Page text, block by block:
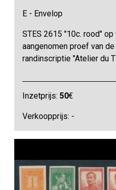
E - Envelop
STES 2615 "10c. rood"
aangenomen proef van
randinscriptie "Atelier du
Inzetprijs:50€
Verkoopprijs: -